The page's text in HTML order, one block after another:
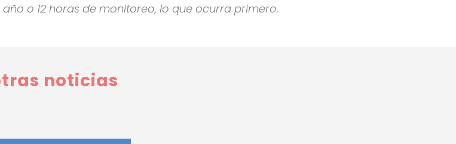
o 12 horas de monitoreo, lo que ocurra primero.
noticias